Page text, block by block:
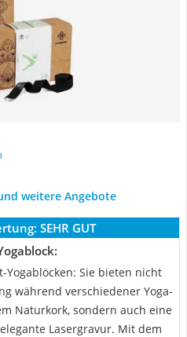
weitere Angebote
SEHR GUT
Yogablöcken: Sie bieten nicht
während verschiedener Yoga-
Naturkork, sondern auch eine
Lasergravur. Mit dem